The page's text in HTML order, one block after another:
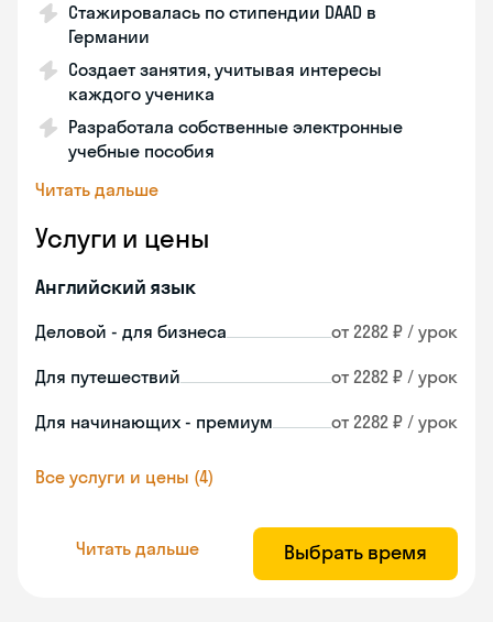
Стажировалась по стипендии DAAD в
Германии
Создает занятия, учитывая интересы
каждого ученика
Разработала собственные электронные
учебные пособия
Читать дальше
Услуги и цены
Английский язык
Деловой - для бизнеса от 2282 ₽ / урок
Для путешествий от 2282 ₽ / урок
Для начинающих - премиум от 2282 ₽ / урок
Все услуги и цены (4)
Читать дальше Выбрать время